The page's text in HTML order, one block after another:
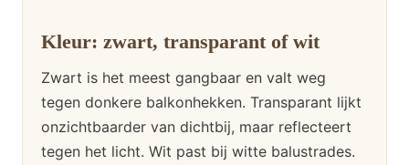
Kleur: zwart, transparant of wit
Zwart is het meest gangbaar en valt weg
tegen donkere balkonhekken. Transparant lijkt
onzichtbaarder van dichtbij, maar reflecteert
tegen het licht. Wit past bij witte balustrades.